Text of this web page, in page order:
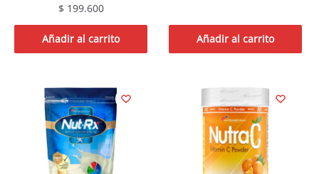
$ 199.600
Añadir al carrito Añadir al carrito